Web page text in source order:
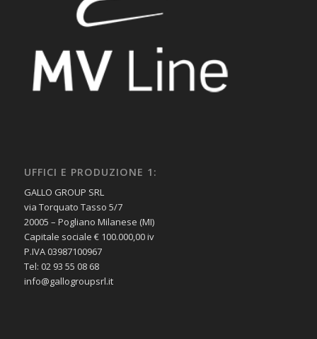
UFFICI E PRODUZIONE 1:
GALLO GROUP SRL
via Torquato Tasso 5/7
20005 – Pogliano Milanese (MI)
Capitale sociale € 100.000,00 iv
P.IVA 03987100967
Tel: 02 93 55 08 68
info@gallogroupsrl.it